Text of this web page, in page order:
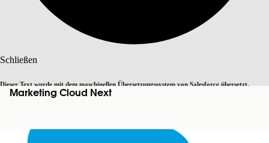
Schließen
Dieser Text wurde mit dem maschinellen Übersetzungssystem von Salesforce übersetzt.
Weitere Details finden Siehier Zu Englisch wechseln
Marketing Cloud Next